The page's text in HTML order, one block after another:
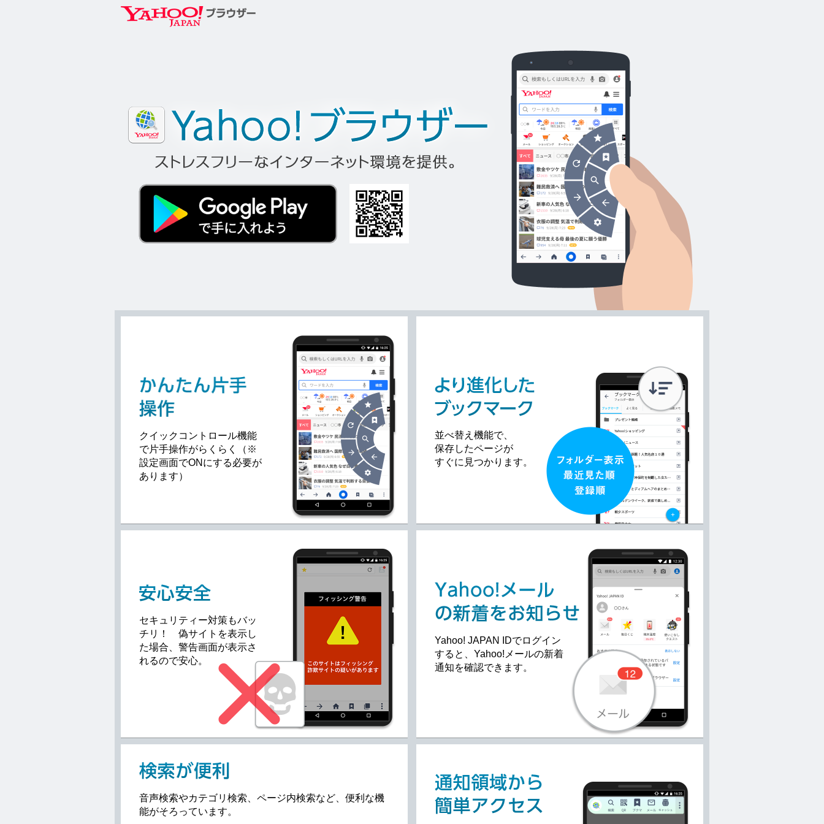
並べ替え機能で、
保存したページが
すぐに見つかります。
クイックコントロール機能
で片手操作がらくらく（※
設定画面でONにする必要が
あります）
Yahoo! JAPAN IDでログイン
すると、Yahoo!メールの新着
通知を確認できます。
セキュリティー対策もバッ
チリ！ 偽サイトを表示し
た場合、警告画面が表示さ
れるので安心。
音声検索やカテゴリ検索、ページ内検索など、便利な機
能がそろっています。